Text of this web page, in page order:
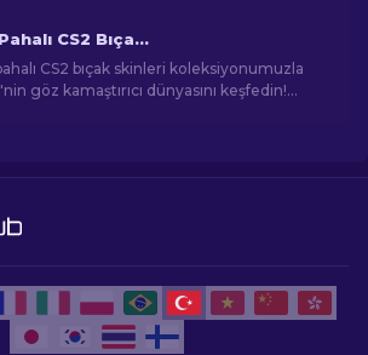
En Pahalı CS2 Bıçakları [2026]
CS2 bıçak skinleri koleksiyonumuzla
göz kamaştırıcı dünyasını keşfedin!